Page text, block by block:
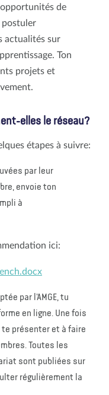
de
postuler
actualités sur
Ton
projets et
elles le réseau?
étapes à suivre:
par leur
envoie ton
à
ici:
par l'AMGE, tu
en ligne. Une fois
te présenter et à faire
Toutes les
sont publiées sur
régulièrement la